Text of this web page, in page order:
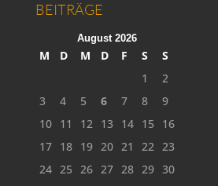
BEITRÄGE
August 2026
M D M D F S
S
1
2
3
4 5 6 7 8
9
10 11 12 13 14 15
16
17 18 19 20 21 22 23
24 25 26 27 28 29 30